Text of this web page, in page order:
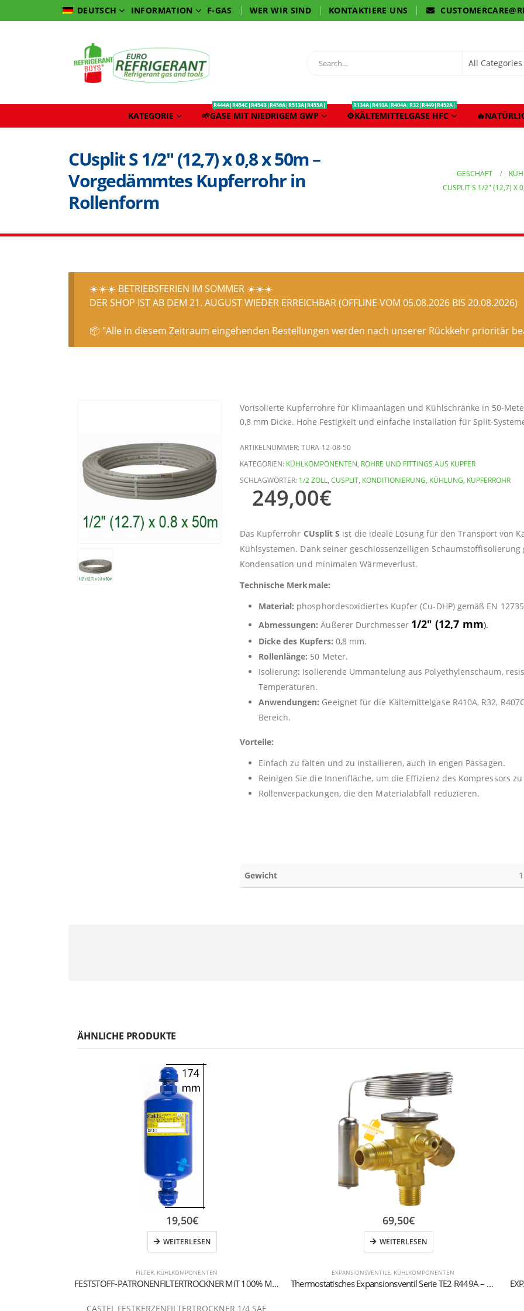
DEUTSCH INFORMATION F-GAS WER WIR SIND KONTAKTIERE UNS
KATEGORIE 🌱GASE MIT NIEDRIGEM GWP
R444A|R454C|R454B|R456A|R513A|R455A|
⚙️KÄLTEMITTELGASE HFC
R134A|R410A|R404A|R32|R449|R452A|
CUsplit S 1/2″ (12,7) x 0,8 x 50m –
Vorgedämmtes Kupferrohr in
Rollenform
GESCHÄFT
CUSPLIT S 1/2″ (12,7) X
☀️☀️☀️ BETRIEBSFERIEN IM SOMMER ☀️☀️☀️
DER SHOP IST AB DEM 21. AUGUST WIEDER ERREICHBAR (OFFLINE VOM 05.08.2026 BIS 20.08.2026)
📦 "Alle in diesem Zeitraum eingehenden Bestellungen werden nach unserer Rückkehr prioritär
Vorisolierte Kupferrohre für Klimaanlagen und Kühlschränke in 50-
0,8 mm Dicke. Hohe Festigkeit und einfache Installation für Split-
ARTIKELNUMMER:TURA-12-08-50
KATEGORIEN: KÜHLKOMPONENTEN, ROHRE UND FITTINGS AUS KUPFER
SCHLAGWÖRTER: 1/2 ZOLL, CUSPLIT, KONDITIONIERUNG, KÜHLUNG, KUPFERROHR
249,00€
Das Kupferrohr CUsplit S ist die ideale Lösung für den Transport von
Kühlsystemen. Dank seiner geschlossenzelligen
Kondensation und minimalen Wärmeverlust.
Technische Merkmale:
Material: phosphordesoxidiertes Kupfer (Cu-DHP) gemäß EN
Abmessungen: Äußerer Durchmesser 1/2″ (12,7 mm).
Dicke des Kupfers: 0,8 mm.
Rollenlänge: 50 Meter.
Isolierung: Isolierende Ummantelung aus Polyethylenschaum,
Temperaturen.
Anwendungen: Geeignet für die Kältemittelgase R410A, R32,
Bereich.
Vorteile:
Einfach zu falten und zu installieren, auch in engen Passagen.
Reinigen Sie die Innenfläche, um die Effizienz des Kompressors
Rollenverpackungen, die den Materialabfall reduzieren.
Gewicht
ÄHNLICHE PRODUKTE
FILTER, KÜHLKOMPONENTEN
FESTSTOFF-PATRONENFILTERTROCKNER MIT 100% MOLEKULARSIEBEN 1/4 SAE
CASTEL FESTKERZENFILTERTROCKNER 1/4 SAE
19,50€
WEITERLESEN
EXPANSIONSVENTILE KÜHLKOMPONENTEN
Thermostatisches Expansionsventil Serie TE2 R449A – R448A
69,50€
WEITERLESEN